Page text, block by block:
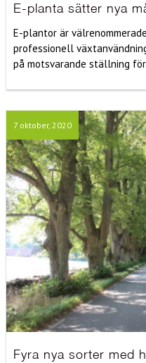
E-planta sätter nya
E-plantor är
professionell
på motsvarande ställning
7 oktober, 2020
Fyra nya sorter med